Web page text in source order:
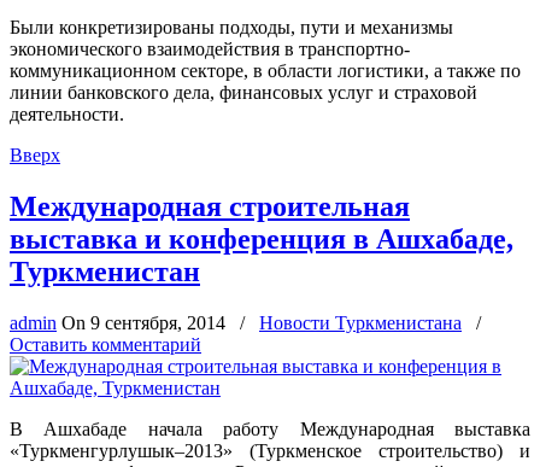
Были конкретизированы подходы, пути и механизмы
экономического взаимодействия в транспортно-
коммуникационном секторе, в области логистики, а также по
линии банковского дела, финансовых услуг и страховой
деятельности.
Вверх
Международная строительная
выставка и конференция в Ашхабаде,
Туркменистан
admin On 9 сентября, 2014 / Новости Туркменистана
/
Оставить комментарий
В Ашхабаде начала работу Международная выставка
«Туркменгурлушык–2013» (Туркменское строительство) и